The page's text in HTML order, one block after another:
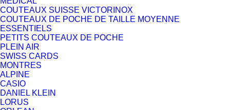
COUTEAUX SUISSE VICTORINOX
COUTEAUX DE POCHE DE TAILLE MOYENNE
ESSENTIELS
PETITS COUTEAUX DE POCHE
PLEIN AIR
SWISS CARDS
MONTRES
ALPINE
CASIO
DANIEL KLEIN
LORUS